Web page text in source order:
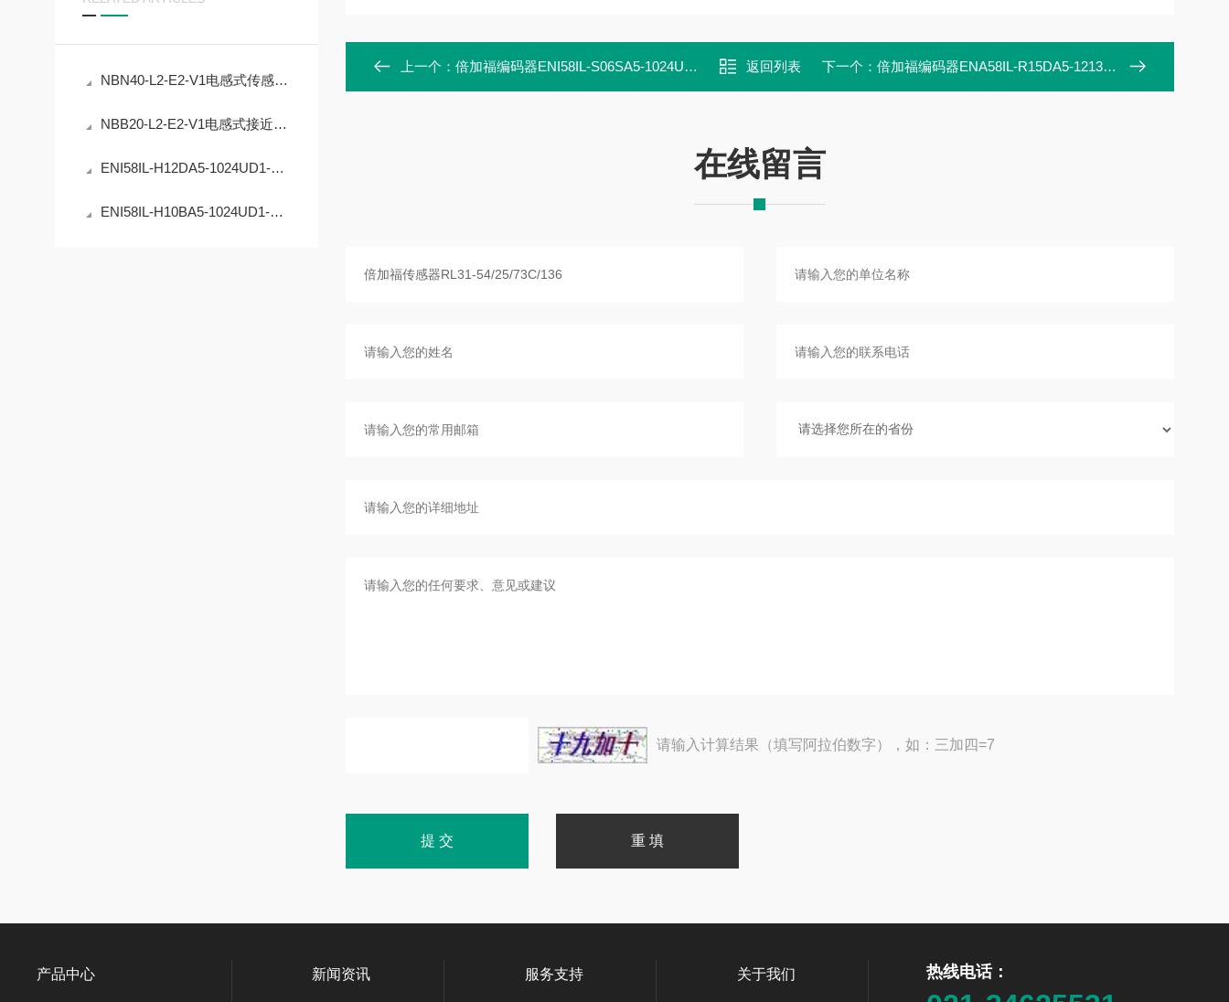
NBN40-L2-E2-V1电感式传感器的精度稳定性提升
NBB20-L2-E2-V1电感式接近开关的工业自动化应用
ENI58IL-H12DA5-1024UD1-RC1编码器在工业定位中的应用
ENI58IL-H10BA5-1024UD1-RC1编码器的原理与应用
上一个： 倍加福编码器ENI58IL-S06SA5-1024UD1-RC1 返回列表 下一个： 倍加福编码器ENA58IL-R15DA5-1213SG1-RC1
在线留言
请输入计算结果（填写阿拉伯数字），如：三加四=7
热线电话：
产品中心 新闻资讯 服务支持 关于我们